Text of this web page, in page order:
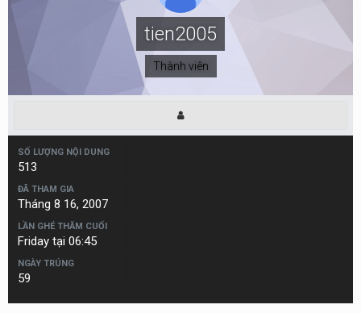
tien2005
Thành viên
SỐ LƯỢNG NỘI DUNG
513
ĐÃ THAM GIA
Tháng 8 16, 2007
LẦN GHÉ THĂM CUỐI
Friday tại 06:45
NGÀY TRÚNG
59